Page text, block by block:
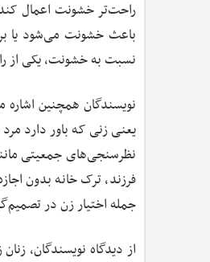
راحت‌تر خشونت اعمال
باعث خشونت می‌شود یا
نسبت به خشونت، یکی از
یعنی زنی که باور دارد
فرزند، ترک خانه بدون
جمله اختیار زن در
از دیدگاه نویسندگان،